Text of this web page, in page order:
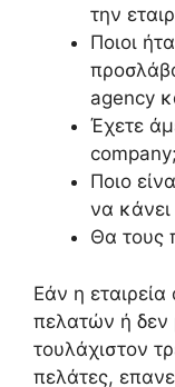
την
Ποιοι
agency
Έχετε
company;
Ποιο
να κάνει
Θα τους
Εάν η εταιρεία
πελατών ή δεν
τουλάχιστον
πελάτες,